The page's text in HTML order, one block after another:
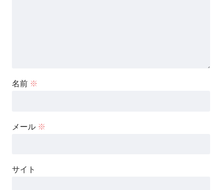
名前 ※
メール ※
サイト